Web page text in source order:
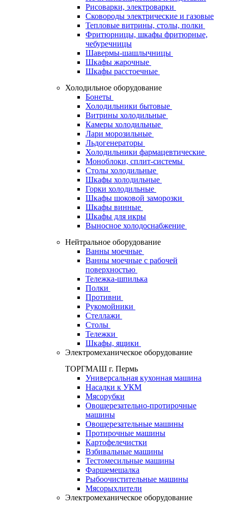
Рисоварки, электроварки
Сковороды электрические и газовые
Тепловые витрины, столы, полки
Фритюрницы, шкафы фритюрные,
чебуречницы
Шавермы-шашлычницы
Шкафы жарочные
Шкафы расстоечные
Холодильное оборудование
Бонеты
Холодильники бытовые
Витрины холодильные
Камеры холодильные
Лари морозильные
Льдогенераторы
Холодильники фармацевтические
Моноблоки, сплит-системы
Столы холодильные
Шкафы холодильные
Горки холодильные
Шкафы шоковой заморозки
Шкафы винные
Шкафы для икры
Выносное холодоснабжение
Нейтральное оборудование
Ванны моечные
Ванны моечные с рабочей
поверхностью
Тележка-шпилька
Полки
Противни
Рукомойники
Стеллажи
Столы
Тележки
Шкафы, ящики
Электромеханическое оборудование
ТОРГМАШ г. Пермь
Универсальная кухонная машина
Насадки к УКМ
Мясорубки
Овощерезательно-протирочные
машины
Овощерезательные машины
Протирочные машины
Картофелечистки
Взбивальные машины
Тестомесильные машины
Фаршемешалка
Рыбоочистительные машины
Мясорыхлители
Электромеханическое оборудование